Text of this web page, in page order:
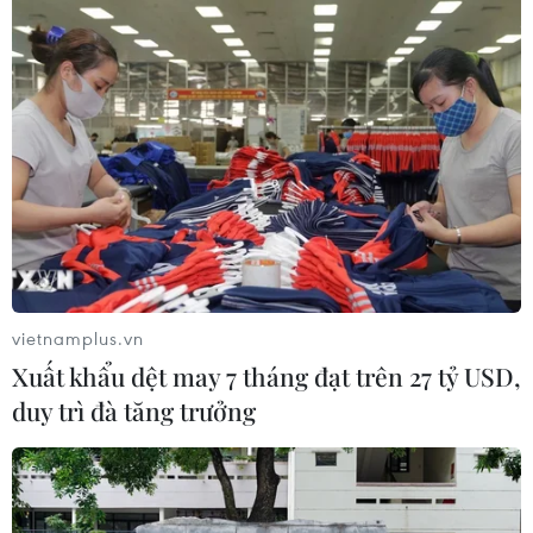
vietnamplus.vn
Xuất khẩu dệt may 7 tháng đạt trên 27 tỷ USD,
duy trì đà tăng trưởng